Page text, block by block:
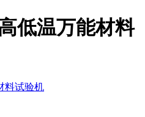
低温万能材料